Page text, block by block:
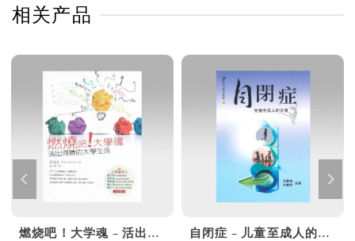
相关产品
燃烧吧！大学魂 – 活出得胜的大学生活 自闭症 – 儿童至成人的支援